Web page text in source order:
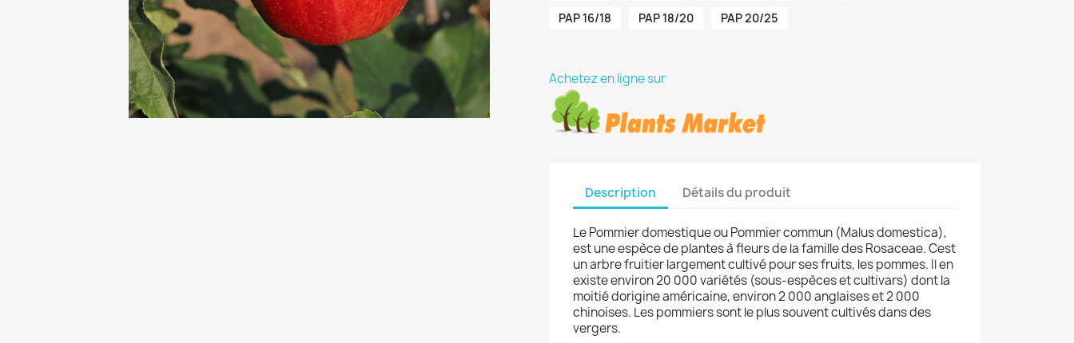
PAP 16/18
PAP 18/20 PAP 20/25
Achetez en ligne sur
Description Détails du produit
Le Pommier domestique ou Pommier commun (Malus domestica),
est une espèce de plantes à fleurs de la famille des Rosaceae. Cest
un arbre fruitier largement cultivé pour ses fruits, les pommes. Il en
existe environ 20 000 variétés (sous-espèces et cultivars) dont la
moitié dorigine américaine, environ 2 000 anglaises et 2 000
chinoises. Les pommiers sont le plus souvent cultivés dans des
vergers.